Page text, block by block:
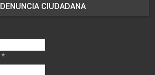
DENUNCIA CIUDADANA
*